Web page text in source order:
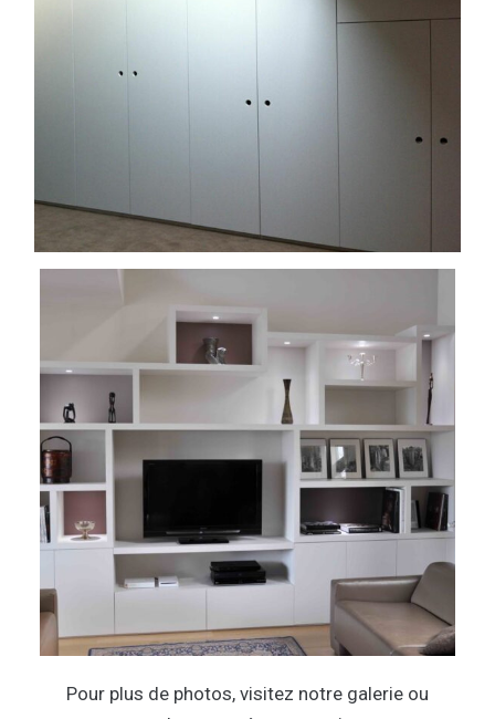
Pour plus de photos, visitez notre galerie ou